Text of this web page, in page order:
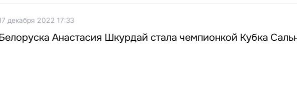
декабря 2022 17:33
Анастасия Шкурдай стала чемпионкой Кубка